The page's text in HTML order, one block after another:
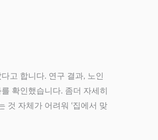
고 합니다. 연구 결과, 노인
확인했습니다. 좀더 자세히
것 자체가 어려워 ‘집에서 맞